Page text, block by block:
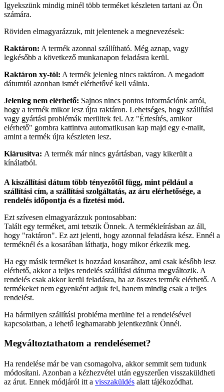
Igyekszünk mindig minél több terméket készleten tartani az Ön
számára.
Röviden elmagyarázzuk, mit jelentenek a megnevezések:
Raktáron: A termék azonnal szállítható. Még aznap, vagy
legkésőbb a következő munkanapon feladásra kerül.
Raktáron xy-tól: A termék jelenleg nincs raktáron. A megadott
dátumtól azonban ismét elérhetővé kell válnia.
Jelenleg nem elérhető: Sajnos nincs pontos információnk arról,
hogy a termék mikor lesz újra raktáron. Lehetséges, hogy szállítási
vagy gyártási problémák merültek fel. Az "Értesítés, amikor
elérhető" gombra kattintva automatikusan kap majd egy e-mailt,
amint a termék újra készleten lesz.
Kiárusítva: A termék már nincs gyártásban, vagy kikerült a
kínálatból.
A kiszállítási dátum több tényezőtől függ, mint például a
szállítási cím, a szállítási szolgáltatás, az áru elérhetősége, a
rendelés időpontja és a fizetési mód.
Ezt szívesen elmagyarázzuk pontosabban:
Talált egy terméket, ami tetszik Önnek. A termékleírásban az áll,
hogy "raktáron". Ez azt jelenti, hogy azonnal feladásra kész. Ennél a
terméknél és a kosarában láthatja, hogy mikor érkezik meg.
Ha egy másik terméket is hozzáad kosarához, ami csak később lesz
elérhető, akkor a teljes rendelés szállítási dátuma megváltozik. A
rendelés csak akkor kerül feladásra, ha az összes termék elérhető. A
termékeket nem egyenként adjuk fel, hanem mindig csak a teljes
rendelést.
Ha bármilyen szállítási probléma merülne fel a rendelésével
kapcsolatban, a lehető leghamarabb jelentkezünk Önnél.
Megváltoztathatom a rendelésemet?
Ha rendelése már be van csomagolva, akkor semmit sem tudunk
módosítani. Azonban a kézhezvétel után egyszerűen visszaküldheti
az árut. Ennek módjáról itt a visszaküldés alatt tájékozódhat.